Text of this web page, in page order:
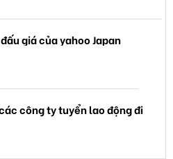
giá của yahoo Japan
công ty tuyển lao động đi